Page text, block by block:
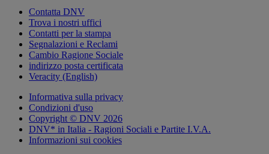
Contatta DNV
Trova i nostri uffici
Contatti per la stampa
Segnalazioni e Reclami
Cambio Ragione Sociale
indirizzo posta certificata
Veracity (English)
Informativa sulla privacy
Condizioni d'uso
Copyright © DNV 2026
DNV* in Italia - Ragioni Sociali e Partite I.V.A.
Informazioni sui cookies